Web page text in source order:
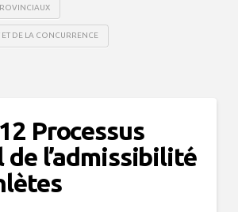
ET DE LA CONCURRENCE
Processus
de l’admissibilité